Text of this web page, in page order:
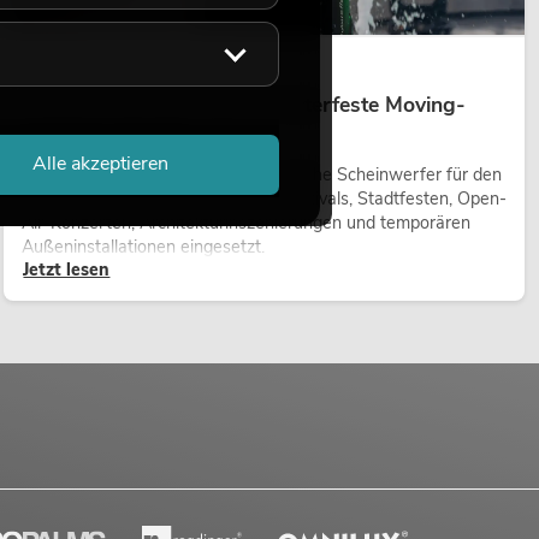
Outdoor Moving-Heads: Wetterfeste Moving-
Heads bei Events
Outdoor Moving-Heads sind bewegliche Scheinwerfer für den
Einsatz im Freien. Sie werden bei Festivals, Stadtfesten, Open-
Air-Konzerten, Architekturinszenierungen und temporären
Außeninstallationen eingesetzt.
Jetzt lesen
Alle akzeptieren